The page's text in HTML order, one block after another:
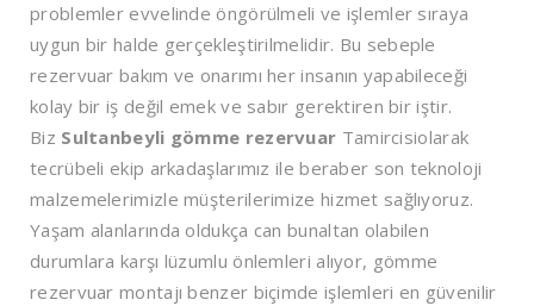
problemler evvelinde öngörülmeli ve işlemler sıraya
uygun bir halde gerçekleştirilmelidir. Bu sebeple
rezervuar bakım ve onarımı her insanın yapabileceği
kolay bir iş değil emek ve sabır gerektiren bir iştir.
Biz Sultanbeyli gömme rezervuar Tamircisiolarak
tecrübeli ekip arkadaşlarımız ile beraber son teknoloji
malzemelerimizle müşterilerimize hizmet sağlıyoruz.
Yaşam alanlarında oldukça can bunaltan olabilen
durumlara karşı lüzumlu önlemleri alıyor, gömme
rezervuar montajı benzer biçimde işlemleri en güvenilir